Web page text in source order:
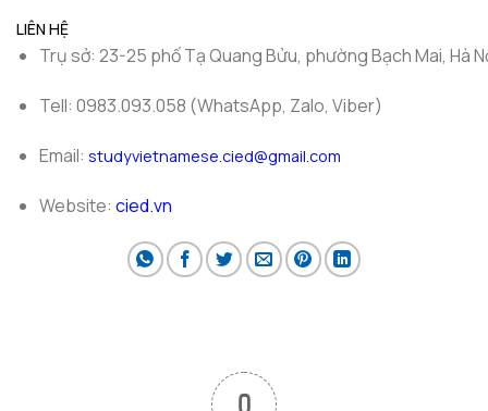
LIÊN HỆ
Trụ sở: 23-25 phố Tạ Quang Bửu, phường Bạch Mai, Hà
Tell: 0983.093.058 (WhatsApp, Zalo, Viber)
Email: studyvietnamese.cied@gmail.com
Website: cied.vn